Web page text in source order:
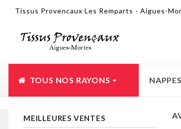
Tissus Provencaux Les Remparts - Aigues-
TOUS NOS RAYONS
MEILLEURES VENTES